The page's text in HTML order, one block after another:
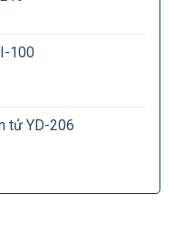
100
tử YD-206